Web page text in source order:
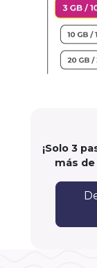
¡Solo 3
más